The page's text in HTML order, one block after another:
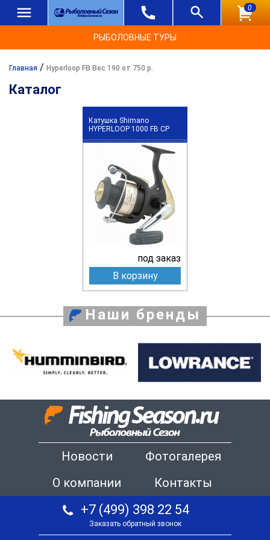
0
РЫБОЛОВНЫЕ ТУРЫ
Главная / Hyperloop FB Вес 190 от 750 р.
Каталог
Катушка Shimano
HYPERLOOP 1000 FB CP
под заказ
В корзину
Наши бренды
Новости
Фотогалерея
О компании
Контакты
+7 (499) 398 22 54
Заказать обратный звонок